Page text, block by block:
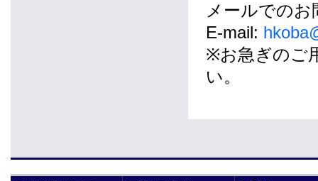
メールでの
E-mail:
※お急ぎのご
い。